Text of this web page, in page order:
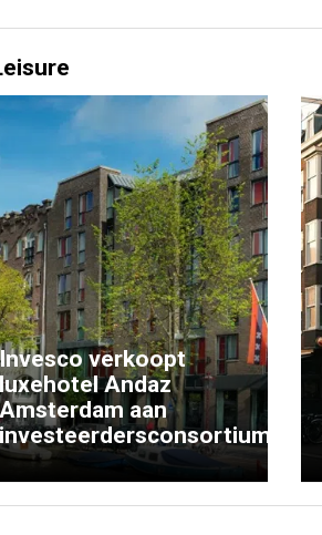
Invesco verkoopt
luxehotel Andaz
Amsterdam aan
investeerdersconsortium